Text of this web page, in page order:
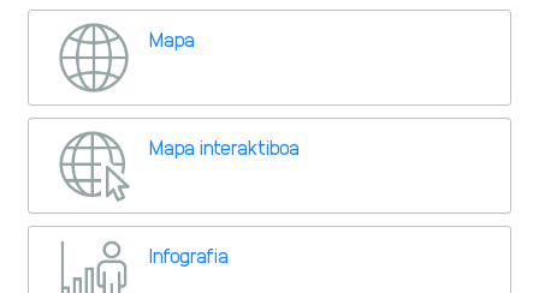
Mapa
Mapa interaktiboa
Infografia